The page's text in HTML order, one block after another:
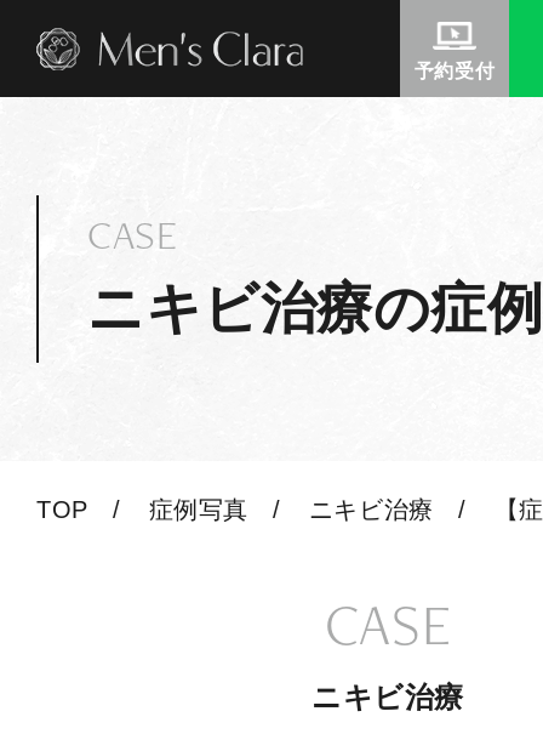
予約受付
ニキビ治療の症
CASE
TOP 症例写真 ニキビ治療 【
ニキビ治療
CASE